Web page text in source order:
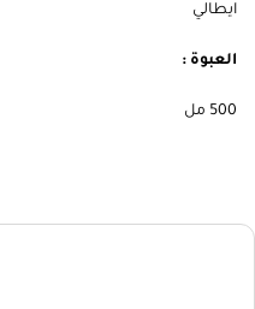
ايطالي
العبوة :
500 مل